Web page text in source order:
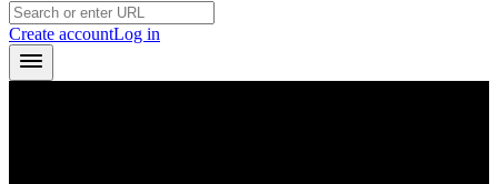
Create accountLog in